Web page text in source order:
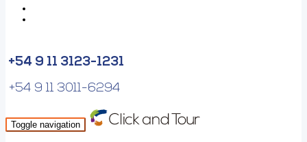
+54 9 11 3123-1231
+54 9 11 3011-6294
Toggle navigation